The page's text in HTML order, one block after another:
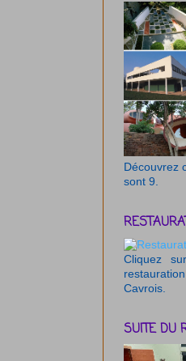
Découvrez
sont 9.
Cliquez
Cavrois.
SUITE DU